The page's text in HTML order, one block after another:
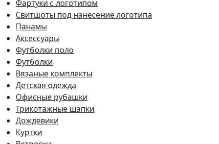
Фартуки с логотипом
Свитшоты под нанесение логотипа
Панамы
Аксессуары
Футболки поло
Футболки
Вязаные комплекты
Детская одежда
Офисные рубашки
Трикотажные шапки
Дождевики
Куртки